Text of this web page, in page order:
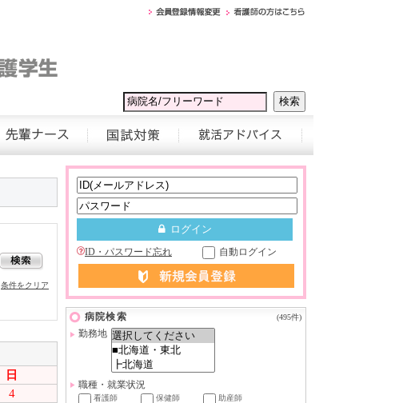
条件をクリア
日
4
ID・パスワード忘れ 自動ログイン
病院検索 (495件)
勤務地
職種・就業状況
看護師 保健師
助産師